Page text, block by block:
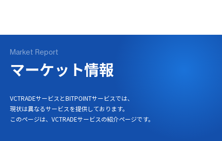
Market Report
マーケット情報
VCTRADEサービスとBITPOINTサービスでは、
現状は異なるサービスを提供しております。
このページは、VCTRADEサービスの紹介ページです。